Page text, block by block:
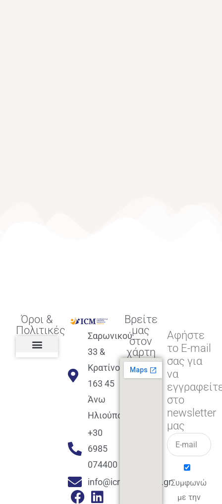
Όροι &
Πολιτικές
Σαρωνικού
33 &
Κρατίνου
163 45
Άνω
Ηλιούπολη
+30
6985
074400
info@icmacademy.gr
Βρείτε
μας
στον
χάρτη
Αφήστε
το E-mail
σας για
να
στο
newsletter
μας
Συμφωνώ
με την